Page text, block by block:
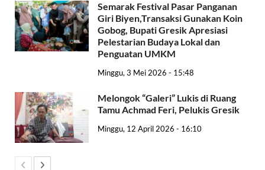
Semarak Festival Pasar Panganan
Giri Biyen,Transaksi Gunakan Koin
Gobog, Bupati Gresik Apresiasi
Pelestarian Budaya Lokal dan
Penguatan UMKM
Minggu, 3 Mei 2026 - 15:48
Melongok “Galeri” Lukis di Ruang
Tamu Achmad Feri, Pelukis Gresik
Minggu, 12 April 2026 - 16:10